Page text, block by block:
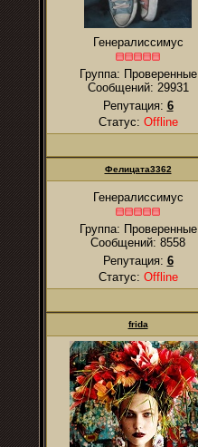
Генералиссимус
Группа: Проверенные
Сообщений: 29931
Репутация: 6
Статус: Offline
Фелицата3362
Генералиссимус
Группа: Проверенные
Сообщений: 8558
Репутация: 6
Статус: Offline
frida